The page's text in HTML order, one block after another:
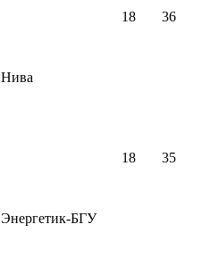
Нива
18 36
Энергетик-БГУ
18 35